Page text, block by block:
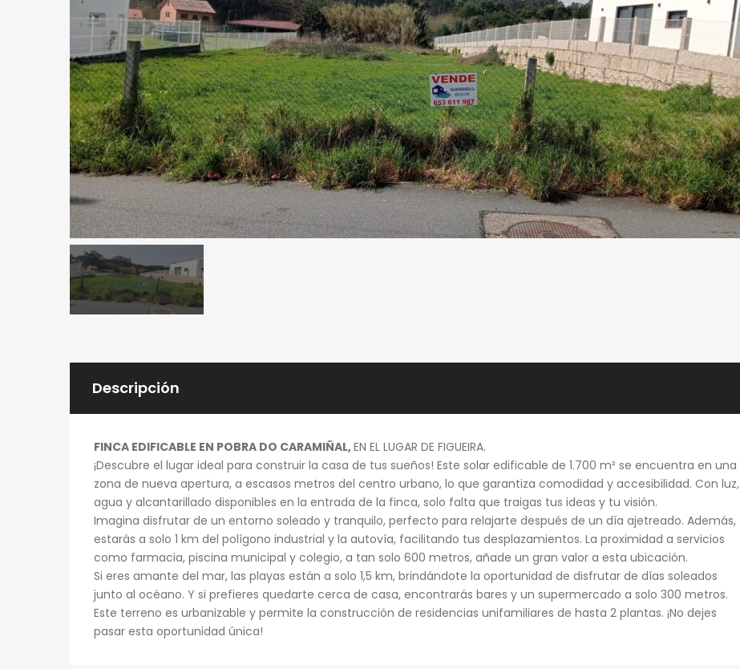
Descripción
FINCA EDIFICABLE EN POBRA DO CARAMIÑAL,EN EL LUGAR DE FIGUEIRA.
¡Descubre el lugar ideal para construir la casa de tus sueños! Este solar edificable de 1.700 m² se encuentra en una
zona de nueva apertura, a escasos metros del centro urbano, lo que garantiza comodidad y accesibilidad. Con luz,
agua y alcantarillado disponibles en la entrada de la finca, solo falta que traigas tus ideas y tu visión.
Imagina disfrutar de un entorno soleado y tranquilo, perfecto para relajarte después de un día ajetreado. Además,
estarás a solo 1 km del polígono industrial y la autovía, facilitando tus desplazamientos. La proximidad a servicios
como farmacia, piscina municipal y colegio, a tan solo 600 metros, añade un gran valor a esta ubicación.
Si eres amante del mar, las playas están a solo 1,5 km, brindándote la oportunidad de disfrutar de días soleados
junto al océano. Y si prefieres quedarte cerca de casa, encontrarás bares y un supermercado a solo 300 metros.
Este terreno es urbanizable y permite la construcción de residencias unifamiliares de hasta 2 plantas. ¡No dejes
pasar esta oportunidad única!